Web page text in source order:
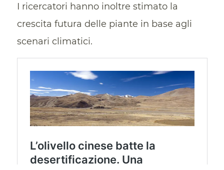
I ricercatori hanno inoltre stimato la
crescita futura delle piante in base agli
scenari climatici.